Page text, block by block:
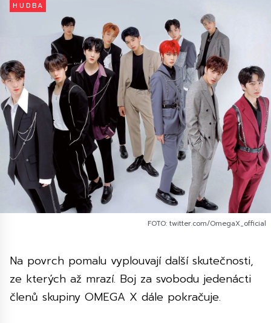
HUDBA
FOTO: twitter.com/OmegaX_official
Na povrch pomalu vyplouvají další skutečnosti,
ze kterých až mrazí. Boj za svobodu jedenácti
členů skupiny OMEGA X dále pokračuje.